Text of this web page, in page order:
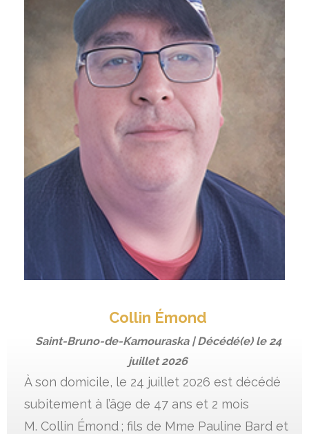
Collin Émond
Saint-Bruno-de-Kamouraska | Décédé(e) le 24
juillet 2026
À son domicile, le 24 juillet 2026 est décédé
subitement à l’âge de 47 ans et 2 mois
M. Collin Émond ; fils de Mme Pauline Bard et